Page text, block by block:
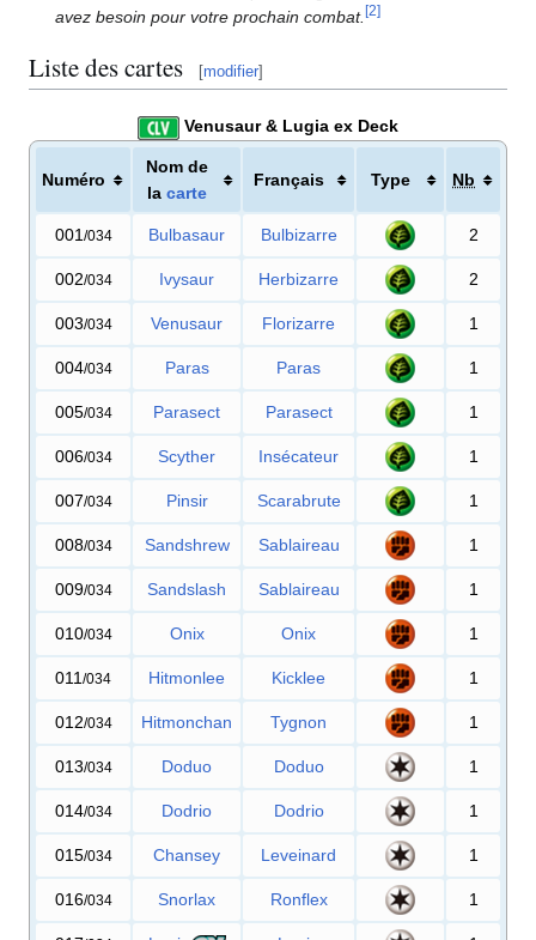
avez besoin pour votre prochain combat.[2]
Liste des cartes [modifier]
Venusaur & Lugia ex Deck
Numéro
Nom de
la carte
Français Type Nb
001 /034 Bulbasaur Bulbizarre 2
002/034 Ivysaur Herbizarre 2
003/034 Venusaur Florizarre 1
004/034 Paras Paras 1
005/034 Parasect Parasect 1
006/034 Scyther Insécateur 1
007/034 Pinsir Scarabrute 1
008/034 Sandshrew Sablaireau 1
009/034 Sandslash Sablaireau 1
010/034 Onix Onix 1
011 /034 Hitmonlee Kicklee 1
012/034 Hitmonchan Tygnon 1
013/034 Doduo Doduo 1
014/034 Dodrio Dodrio 1
015/034 Chansey Leveinard 1
016/034 Snorlax Ronflex 1